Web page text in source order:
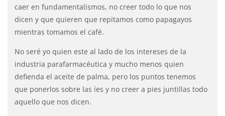
caer en fundamentalismos, no creer todo lo que nos
dicen y que quieren que repitamos como papagayos
mientras tomamos el café.
No seré yo quien este al lado de los intereses de la
industria parafarmacéutica y mucho menos quien
defienda el aceite de palma, pero los puntos tenemos
que ponerlos sobre las íes y no creer a pies juntillas todo
aquello que nos dicen.